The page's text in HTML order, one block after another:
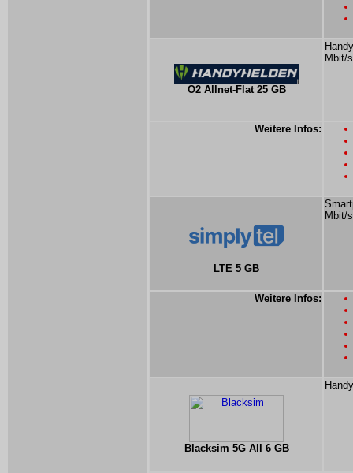
O2 Allnet-Flat 25 GB
Mbit/s
Weitere Infos:
LTE 5 GB
Mbit/s
Weitere Infos:
Blacksim 5G All 6 GB